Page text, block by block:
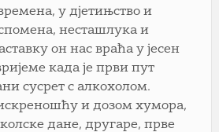
у дјетињство и
несташлука и
он нас враћа у јесен
када је први пут
сусрет с алкохолом.
и дозом хумора,
дане, другаре, прве